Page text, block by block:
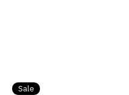
Sale